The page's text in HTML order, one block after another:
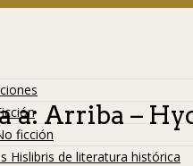
ficción
Hislibris de literatura histórica
a: Arriba –